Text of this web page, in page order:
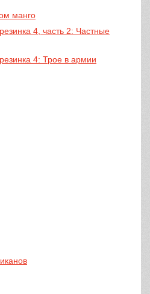
манго
4, часть 2: Частные
4: Трое в армии